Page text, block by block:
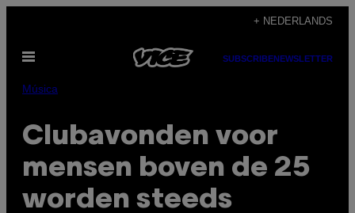
de
inhoud
+ NEDERLANDS
Open
SUBSCRIBENEWSLETTER
Música
Clubavonden voor
mensen boven de 25
worden steeds